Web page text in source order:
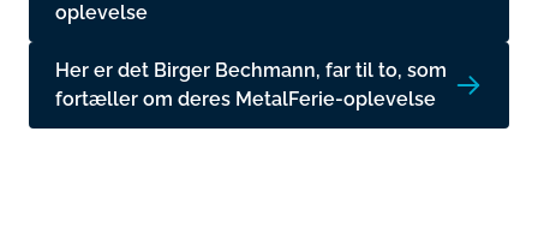
oplevelse
Her er det Birger Bechmann, far til to, som
fortæller om deres MetalFerie-oplevelse